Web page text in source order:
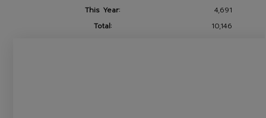
This Year:
4,691
Total:
10,146